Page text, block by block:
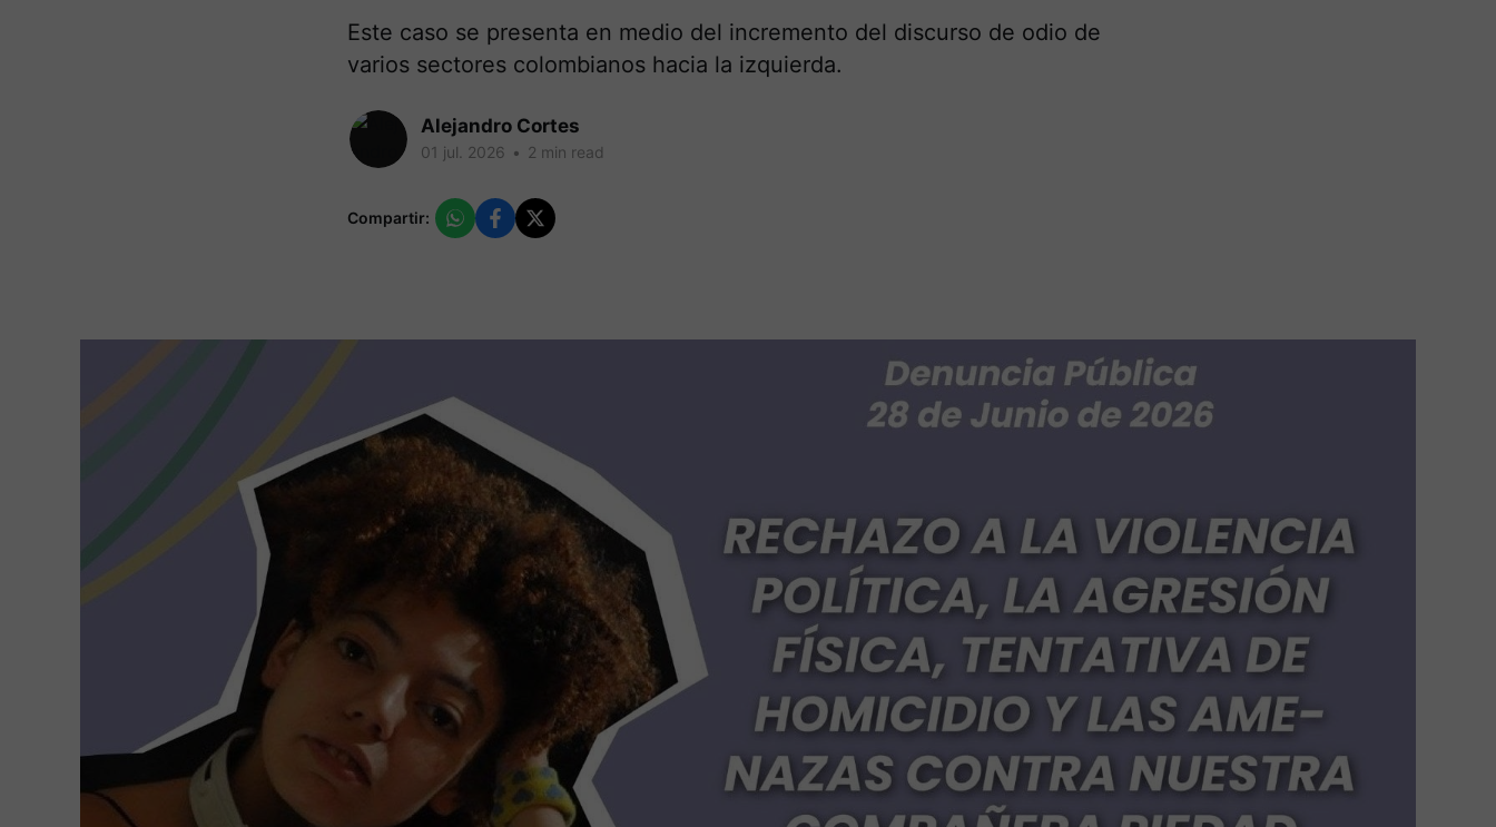
Este caso se presenta en medio del incremento del discurso de odio de
varios sectores colombianos hacia la izquierda.
Alejandro Cortes
01 jul. 2026 • 2 min read
Compartir: